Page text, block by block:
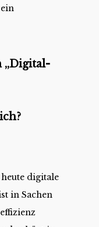
„Digital-
digitale
in Sachen